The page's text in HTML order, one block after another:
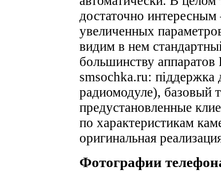
достаточно интересным
увеличенных
видим в нем
большинству
smsochka.ru:
радиомодуле), базовый
предустановленные
по характеристикам
оригинальная
Фотографии